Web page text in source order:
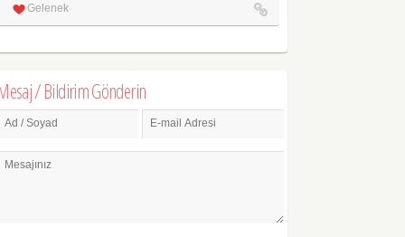
Gelenek
/ Bildirim Gönderin
Ad / Soyad E-mail Adresi
Mesajınız